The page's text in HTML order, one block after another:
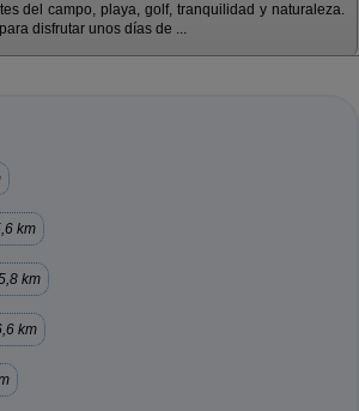
del campo, playa, golf, tranquilidad y naturaleza.
disfrutar unos días de ...
km
km
km